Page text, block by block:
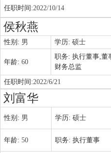
任职时间:2022/10/14
侯秋燕
性别: 男 学历: 硕士
年龄: 60
职务: 执行董事,董
财务总监
任职时间:2022/6/21
刘富华
性别: 男 学历: 硕士
年龄: 50 职务: 执行董事